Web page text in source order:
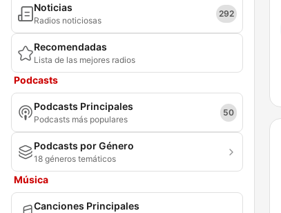
Noticias
Radios noticiosas
292
Recomendadas
Lista de las mejores radios
Podcasts
Podcasts Principales
Podcasts más populares
50
Podcasts por Género
18 géneros temáticos
Música
Canciones Principales